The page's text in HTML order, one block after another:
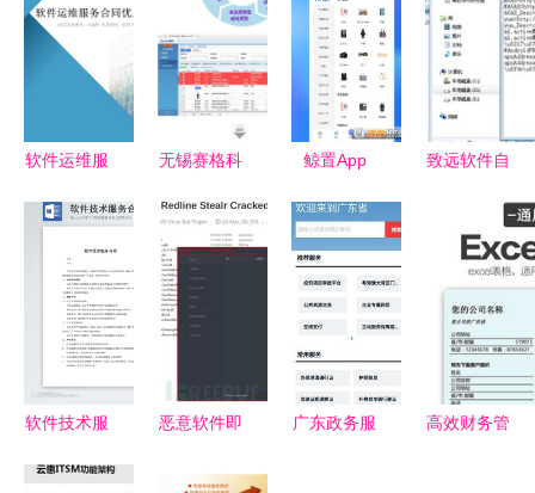
软件运维服
条款与实务
要点解析
无锡赛格科
字化转型的
智能引擎
鲸置App
版全新上
线，二手交
易更便捷
致远软件自
智能化的高
效服务新体
验
软件技术服
恶意软件即
广东政务服
高效财务管